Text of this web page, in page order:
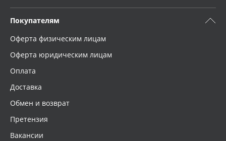
Покупателям
Оферта физическим лицам
Оферта юридическим лицам
Оплата
Доставка
Обмен и возврат
Претензия
Вакансии